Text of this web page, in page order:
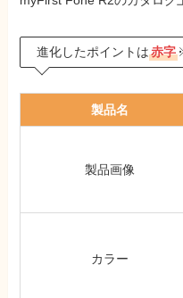
進化したポイントは 赤字
製品名
製品画像